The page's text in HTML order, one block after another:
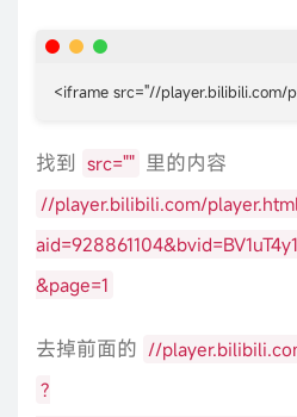
<iframe src="//player.bilibili.com/
找到 src="" 里的内容
//player.bilibili.com/
&page=1
去掉前面的 //
?